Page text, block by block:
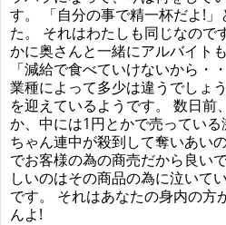
す。 「自分の事で精一杯だよ!
た。 それはわたしも同じなので
かに奥さんと一緒にアルバイト
「減給で食べていけないから・
業種によって多少は違うでしょ
を迎えているようです。 数日前
か、中には1円とかで売ってい
ちゃん連中が殺到して奪いあい
でお客様の為の商売だから良い
しいのはその商品の為に泣いて
です。 それはあなたの身内の方
んよ!